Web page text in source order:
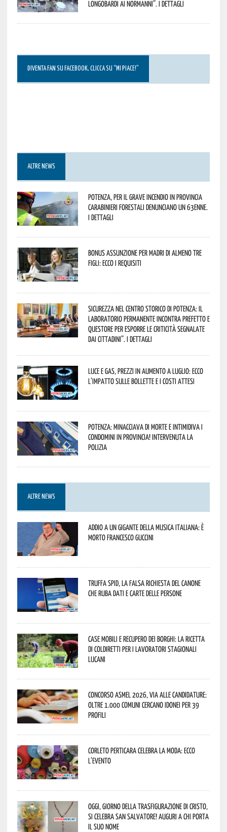
Longobardi ai Normanni”. I dettagli
DIVENTA FAN SU FACEBOOK, CLICCA SU “MI PIACE!”
ALTRE NEWS
Potenza, per il grave incendio in Provincia
Carabinieri forestali denunciano un 63enne.
I dettagli
Bonus assunzione per madri di almeno tre
figli: ecco i requisiti
Sicurezza nel Centro Storico di Potenza: il
Laboratorio Permanente incontra Prefetto e
Questore per esporre le criticità segnalate
dai cittadini”. I dettagli
Luce e gas, prezzi in aumento a luglio: ecco
l’impatto sulle bollette e i costi attesi
Potenza: minacciava di morte e intimidiva i
condomini in provincia! Intervenuta la
Polizia
ALTRE NEWS
Addio a un gigante della musica italiana: è
morto Francesco Guccini
Truffa Spid, la falsa richiesta del canone
che ruba dati e carte delle persone
Case mobili e recupero dei borghi: la ricetta
di Coldiretti per i lavoratori stagionali
lucani
Concorso Asmel 2026, via alle candidature:
oltre 1.000 Comuni cercano idonei per 39
profili
Corleto Perticara celebra la moda: ecco
l’evento
Oggi, giorno della Trasfigurazione di Cristo,
si celebra San Salvatore! Auguri a chi porta
il suo nome